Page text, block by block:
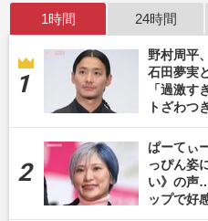
1時間 24時間
野村周平
石田夢実
「過激す
トざわつ
ぱーてぃ
っぴん姿
い》の声
ップで好